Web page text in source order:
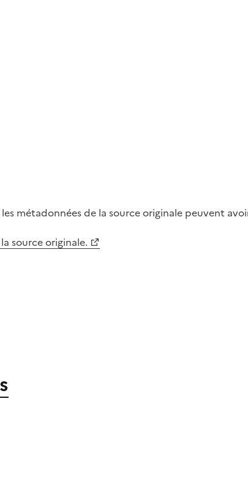
métadonnées de la source originale peuvent
source originale.